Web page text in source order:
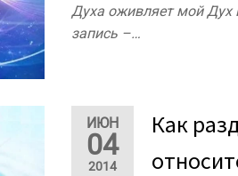
Духа оживляет мой Дух
запись –…
ИЮН
04
2014
Как